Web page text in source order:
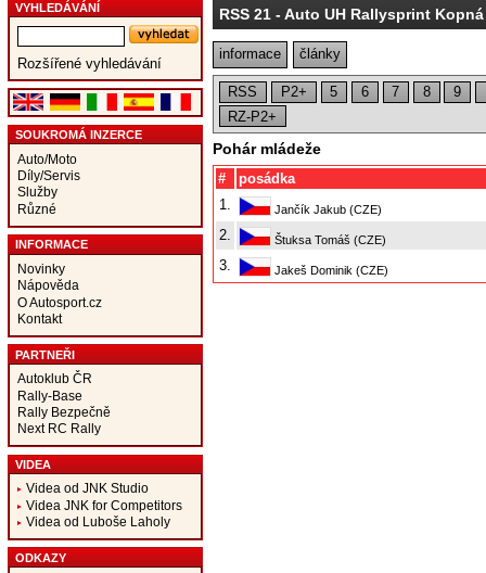
VYHLEDÁVÁNÍ
Rozšířené vyhledávání
SOUKROMÁ INZERCE
Auto/Moto
Díly/Servis
Služby
Různé
INFORMACE
Novinky
Nápověda
O Autosport.cz
Kontakt
PARTNEŘI
Autoklub ČR
Rally-Base
Rally Bezpečně
Next RC Rally
VIDEA
Videa od JNK Studio
Videa JNK for Competitors
Videa od Luboše Laholy
ODKAZY
RSS 21- Auto UH Rallysprint Kopná
informace články
RSS P2+ 5 6 7 8 9
RZ-P2+
Pohár mládeže
#
posádka
1.
Jančík Jakub (CZE)
2. Štuksa Tomáš (CZE)
3. Jakeš Dominik (CZE)